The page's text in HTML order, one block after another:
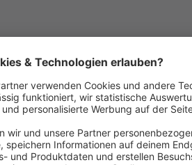
2 Wochen im Voraus.
Vertrauenspersonen
größten Arbeitgeber